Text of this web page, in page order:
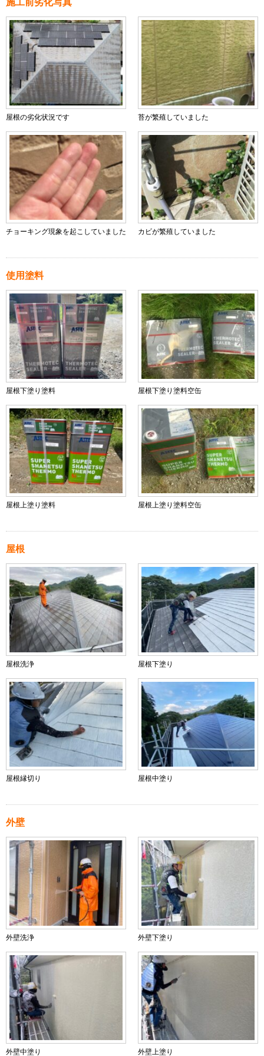
施工前劣化写真
屋根の劣化状況です 苔が繁殖していました
チョーキング現象を起こしていました カビが繁殖していました
使用塗料
屋根下塗り塗料 屋根下塗り塗料空缶
屋根上塗り塗料 屋根上塗り塗料空缶
屋根
屋根洗浄 屋根下塗り
屋根縁切り 屋根中塗り
外壁
外壁洗浄 外壁下塗り
外壁中塗り 外壁上塗り